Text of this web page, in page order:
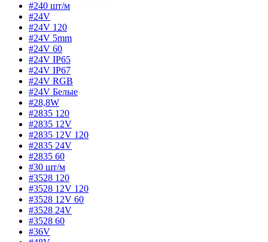
#240 шт/м
#24V
#24V 120
#24V 5mm
#24V 60
#24V IP65
#24V IP67
#24V RGB
#24V Белые
#28,8W
#2835 120
#2835 12V
#2835 12V 120
#2835 24V
#2835 60
#30 шт/м
#3528 120
#3528 12V 120
#3528 12V 60
#3528 24V
#3528 60
#36V